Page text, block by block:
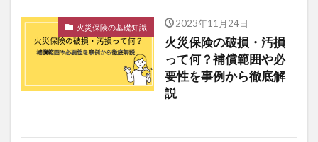
火災保険の基礎知識 2023年11月24日
火災保険の破損・汚損
って何？補償範囲や必
要性を事例から徹底解
説